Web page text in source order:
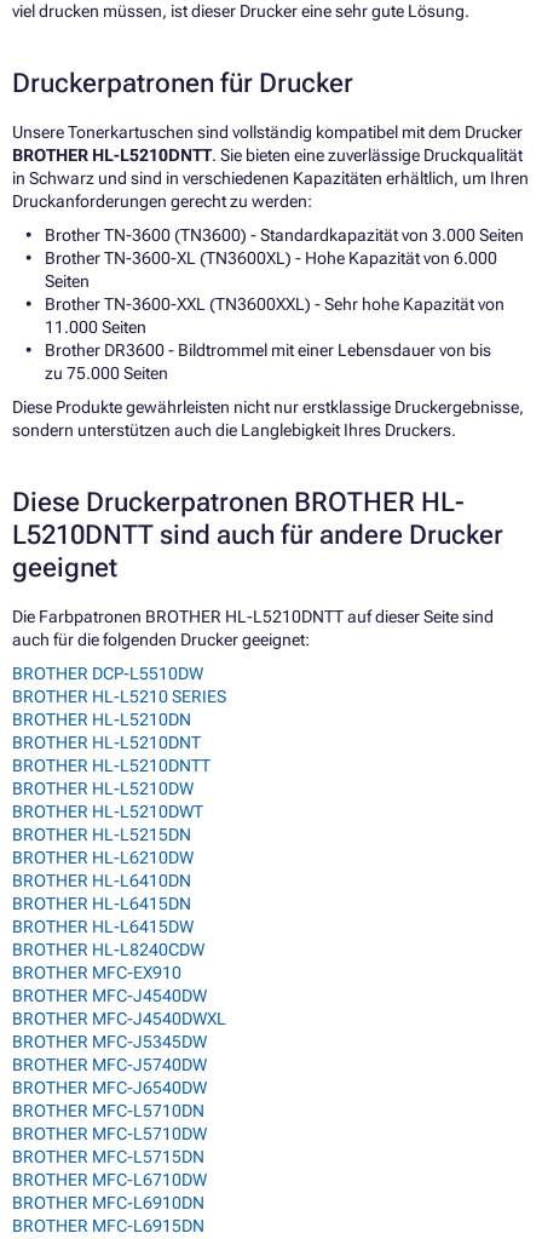
viel drucken müssen, ist dieser Drucker eine sehr gute Lösung.
Druckerpatronen für Drucker
Unsere Tonerkartuschen sind vollständig kompatibel mit dem Drucker
BROTHER HL-L5210DNTT. Sie bieten eine zuverlässige Druckqualität
in Schwarz und sind in verschiedenen Kapazitäten erhältlich, um Ihren
Druckanforderungen gerecht zu werden:
Brother TN-3600 (TN3600) - Standardkapazität von 3.000 Seiten
Brother TN-3600-XL (TN3600XL) - Hohe Kapazität von 6.000
Seiten
Brother TN-3600-XXL (TN3600XXL) - Sehr hohe Kapazität von
11.000 Seiten
Brother DR3600 - Bildtrommel mit einer Lebensdauer von bis
zu 75.000 Seiten
Diese Produkte gewährleisten nicht nur erstklassige Druckergebnisse,
sondern unterstützen auch die Langlebigkeit Ihres Druckers.
Diese Druckerpatronen BROTHER HL-
L5210DNTT sind auch für andere Drucker
geeignet
Die Farbpatronen BROTHER HL-L5210DNTT auf dieser Seite sind
auch für die folgenden Drucker geeignet:
BROTHER DCP-L5510DW
BROTHER HL-L5210 SERIES
BROTHER HL-L5210DN
BROTHER HL-L5210DNT
BROTHER HL-L5210DNTT
BROTHER HL-L5210DW
BROTHER HL-L5210DWT
BROTHER HL-L5215DN
BROTHER HL-L6210DW
BROTHER HL-L6410DN
BROTHER HL-L6415DN
BROTHER HL-L6415DW
BROTHER HL-L8240CDW
BROTHER MFC-EX910
BROTHER MFC-J4540DW
BROTHER MFC-J4540DWXL
BROTHER MFC-J5345DW
BROTHER MFC-J5740DW
BROTHER MFC-J6540DW
BROTHER MFC-L5710DN
BROTHER MFC-L5710DW
BROTHER MFC-L5715DN
BROTHER MFC-L6710DW
BROTHER MFC-L6910DN
BROTHER MFC-L6915DN